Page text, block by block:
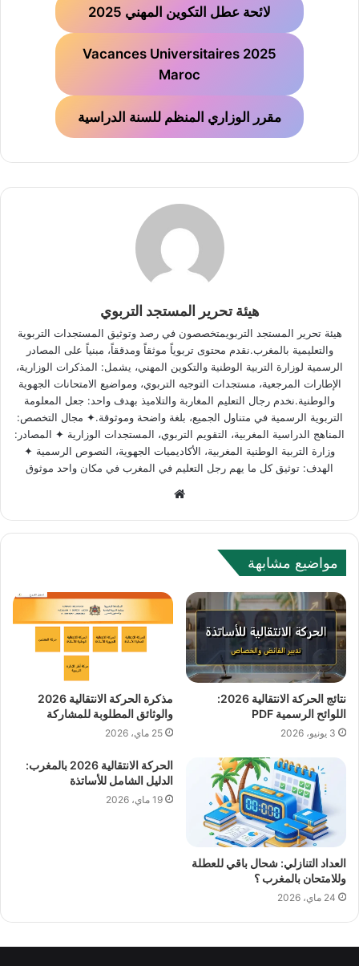
لائحة عطل التكوين المهني 2025
Vacances Universitaires 2025
Maroc
مقرر الوزاري المنظم للسنة الدراسية
هيئة تحرير المستجد التربوي
هيئة تحرير المستجد التربويمتخصصون في رصد وتوثيق المستجدات التربوية
والتعليمية بالمغرب.نقدم محتوى تربوياً موثقاً ومدققاً، مبنياً على المصادر
الرسمية لوزارة التربية الوطنية والتكوين المهني، يشمل: المذكرات الوزارية،
الإطارات المرجعية، مستجدات التوجيه التربوي، ومواضيع الامتحانات الجهوية
والوطنية.نخدم رجال التعليم المغاربة والتلاميذ بهدف واحد: جعل المعلومة
التربوية الرسمية في متناول الجميع، بلغة واضحة وموثوقة.✦ مجال التخصص:
المناهج الدراسية المغربية، التقويم التربوي، المستجدات الوزارية ✦ المصادر:
وزارة التربية الوطنية المغربية، الأكاديميات الجهوية، النصوص الرسمية ✦
الهدف: توثيق كل ما يهم رجل التعليم في المغرب في مكان واحد موثوق
مواضيع مشابهة
نتائج الحركة الانتقالية 2026:
اللوائح الرسمية PDF
3 يونيو، 2026
مذكرة الحركة الانتقالية 2026
والوثائق المطلوبة للمشاركة
25 ماي، 2026
العداد التنازلي: شحال باقي للعطلة
وللامتحان بالمغرب ؟
24 ماي، 2026
الحركة الانتقالية 2026 بالمغرب:
الدليل الشامل للأساتذة
19 ماي، 2026